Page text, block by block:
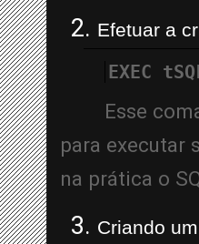
Efetuar a
EXEC
Esse
para executar
na prática o
Criando